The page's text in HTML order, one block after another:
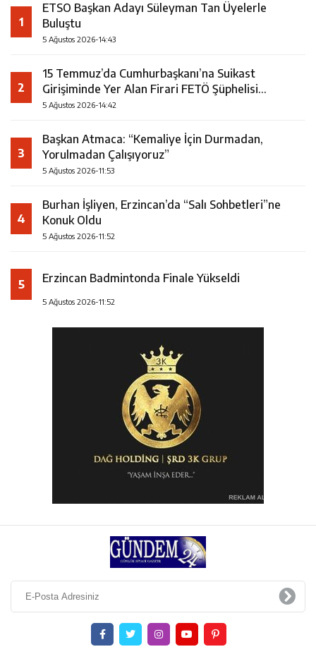
1
ETSO Başkan Adayı Süleyman Tan Üyelerle
Buluştu
5 Ağustos 2026-14:43
2
15 Temmuz’da Cumhurbaşkanı’na Suikast
Girişiminde Yer Alan Firari FETÖ Şüphelisi
Yakalandı
5 Ağustos 2026-14:42
3
Başkan Atmaca: “Kemaliye İçin Durmadan,
Yorulmadan Çalışıyoruz”
5 Ağustos 2026-11:53
4
Burhan İşliyen, Erzincan’da “Salı Sohbetleri”ne
Konuk Oldu
5 Ağustos 2026-11:52
5 Erzincan Badmintonda Finale Yükseldi
5 Ağustos 2026-11:52